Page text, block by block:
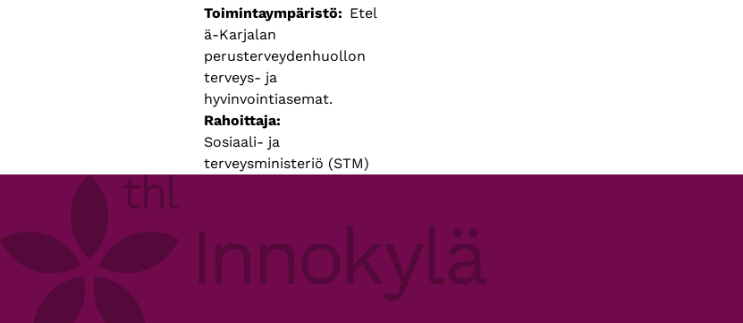
Toimintaympäristö
Etel
ä-Karjalan
perusterveydenhuollon
terveys- ja
hyvinvointiasemat.
Rahoittaja
Sosiaali- ja
terveysministeriö (STM)